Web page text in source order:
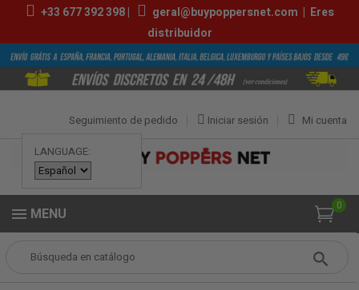
+33 677 392 398| geral@buypoppersnet.com | Eres
distribuidor
LANGUAGE:
Mi cuenta
Iniciar sesión
Seguimiento de pedido
0
MENU
POPPERS GRANDES Skull Quick Silver 25ml